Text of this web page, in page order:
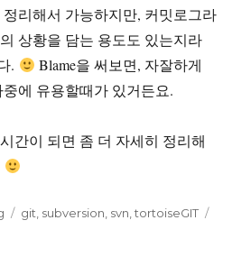
리해서 가능하지만, 커밋로그라
상황을 담는 용도도 있는지라
.
Blame을 써보면, 자잘하게
에 유용할때가 있거든요.
간이 되면 좀 더 자세히 정리해
태
git, subversion, svn,tortoiseGIT